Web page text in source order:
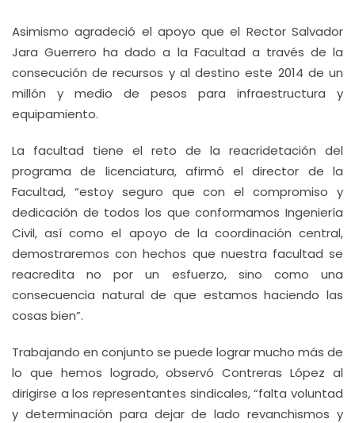
Asimismo agradeció el apoyo que el Rector Salvador
Jara Guerrero ha dado a la Facultad a través de la
consecución de recursos y al destino este 2014 de un
millón y medio de pesos para infraestructura y
equipamiento.
La facultad tiene el reto de la reacridetación del
programa de licenciatura, afirmó el director de la
Facultad, “estoy seguro que con el compromiso y
dedicación de todos los que conformamos Ingeniería
Civil, así como el apoyo de la coordinación central,
demostraremos con hechos que nuestra facultad se
reacredita no por un esfuerzo, sino como una
consecuencia natural de que estamos haciendo las
cosas bien”.
Trabajando en conjunto se puede lograr mucho más de
lo que hemos logrado, observó Contreras López al
dirigirse a los representantes sindicales, “falta voluntad
y determinación para dejar de lado revanchismos y